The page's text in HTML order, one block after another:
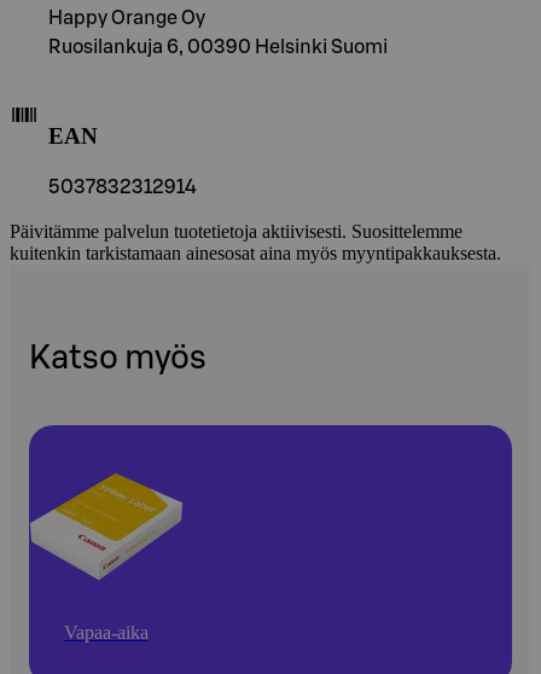
Happy Orange Oy
Ruosilankuja 6, 00390 Helsinki Suomi
EAN
5037832312914
Päivitämme palvelun tuotetietoja aktiivisesti. Suosittelemme
kuitenkin tarkistamaan ainesosat aina myös myyntipakkauksesta.
Katso myös
Vapaa-aika